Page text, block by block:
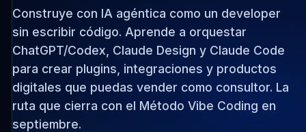
Construye con IA agéntica como un developer
sin escribir código. Aprende a orquestar
ChatGPT/Codex, Claude Design y Claude Code
para crear plugins, integraciones y productos
digitales que puedas vender como consultor. La
ruta que cierra con el Método Vibe Coding en
septiembre.